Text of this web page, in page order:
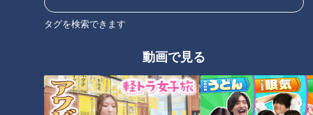
タグを検索できます
動画で見る
ドキュメンタリー
ピエロと呼ばれた息子